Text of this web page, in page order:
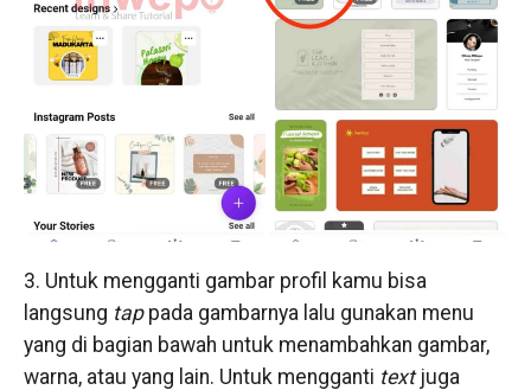
3. Untuk mengganti gambar profil kamu bisa
langsung tappada gambarnya lalu gunakan menu
yang di bagian bawah untuk menambahkan gambar,
warna, atau yang lain. Untuk mengganti textjuga